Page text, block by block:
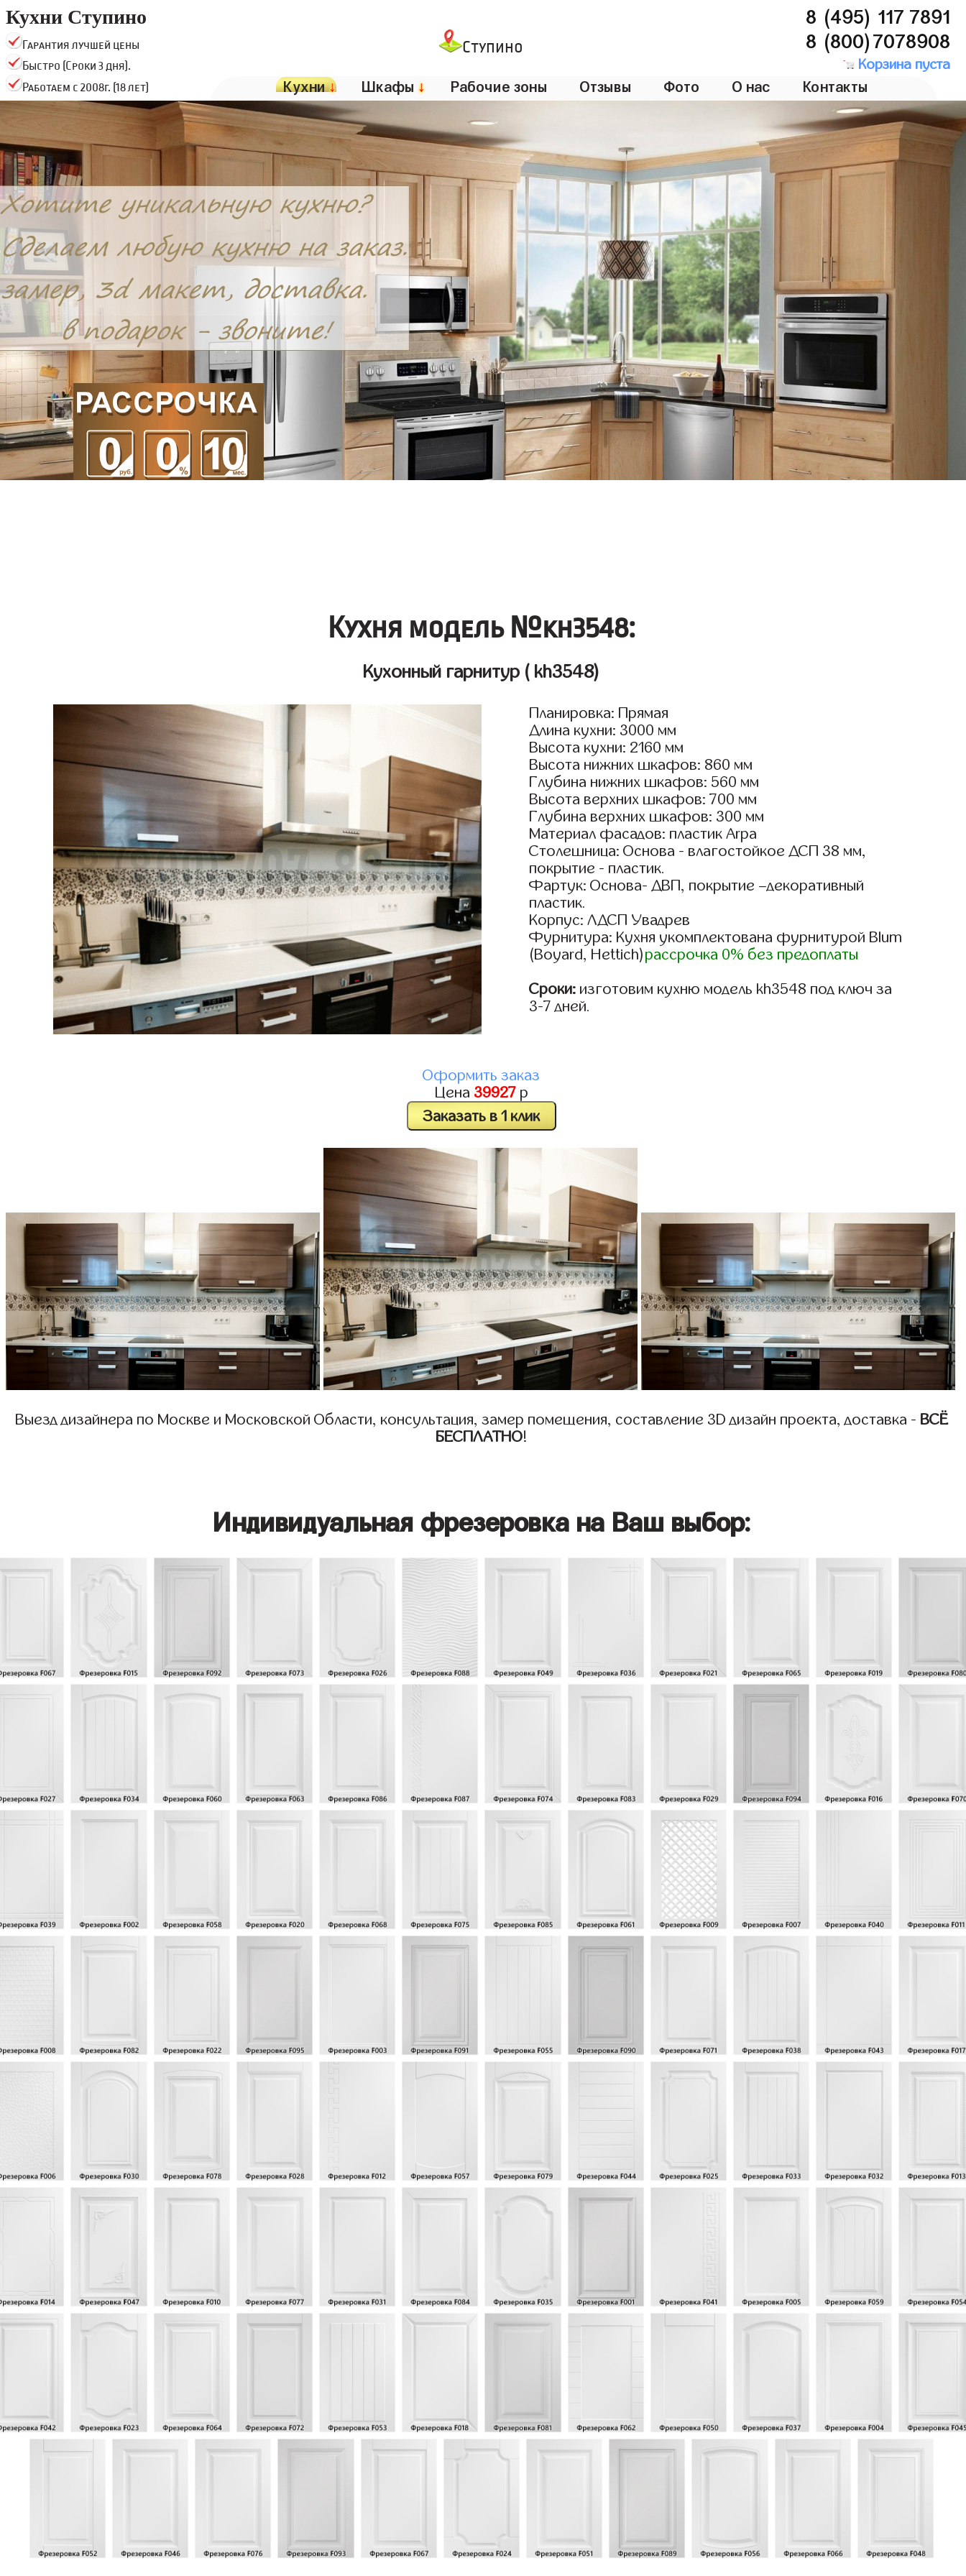
Кухни Ступино
Гарантия лучшей цены
Быстро (Сроки 3 дня).
Работаем с 2008г. (18 лет)
Ступино
8 (495) 117 7891
8 (800)7078908
Корзина пуста
Кухни↓ Шкафы ↓ Рабочие зоны Отзывы Фото О нас Контакты
Кухня модель №kh3548:
Кухонный гарнитур ( kh3548)
Планировка: Прямая
Длина кухни: 3000 мм
Высота кухни: 2160 мм
Высота нижних шкафов: 860 мм
Глубина нижних шкафов: 560 мм
Высота верхних шкафов: 700 мм
Глубина верхних шкафов: 300 мм
Материал фасадов: пластик Arpa
Столешница: Основа - влагостойкое ДСП 38 мм,
покрытие - пластик.
Фартук: Основа- ДВП, покрытие –декоративный
пластик.
Корпус: ЛДСП Увадрев
Фурнитура: Кухня укомплектована фурнитурой Blum
(Boyard, Hettich)рассрочка 0% без предоплаты
Сроки: изготовим кухню модель kh3548 под ключ за
3-7 дней.
Оформить заказ
Цена 39927р
Заказать в 1 клик
Выезд дизайнера по Москве и Московской Области, консультация, замер помещения, составление 3D дизайн проекта, доставка - ВСЁ
БЕСПЛАТНО!
Индивидуальная фрезеровка на Ваш выбор: